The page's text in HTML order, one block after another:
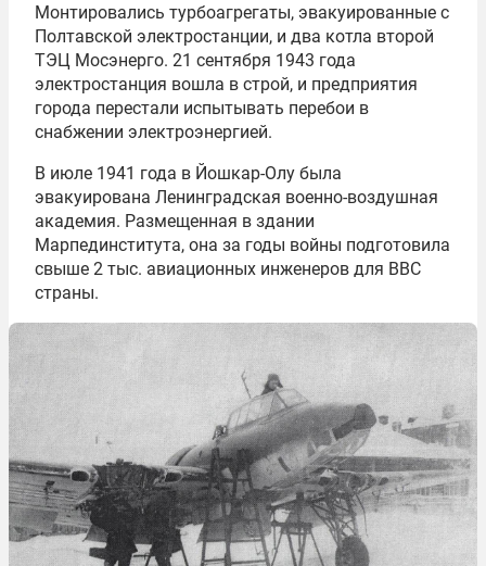
Монтировались турбоагрегаты, эвакуированные с
Полтавской электростанции, и два котла второй
ТЭЦ Мосэнерго. 21 сентября 1943 года
электростанция вошла в строй, и предприятия
города перестали испытывать перебои в
снабжении электроэнергией.
В июле 1941 года в Йошкар-Олу была
эвакуирована Ленинградская военно-воздушная
академия. Размещенная в здании
Марпединститута, она за годы войны подготовила
свыше 2 тыс. авиационных инженеров для ВВС
страны.